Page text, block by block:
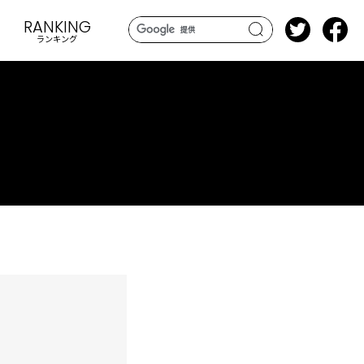
search
RANKING
ランキング